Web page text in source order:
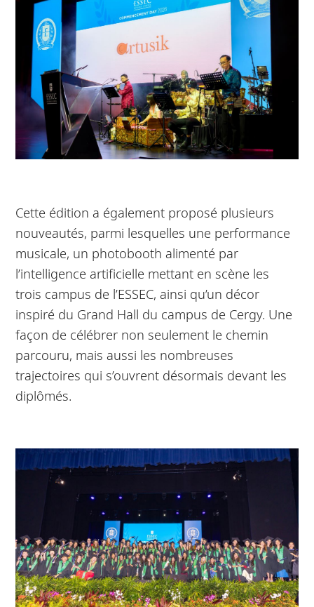
Cette édition a également proposé plusieurs
nouveautés, parmi lesquelles une performance
musicale, un photobooth alimenté par
l’intelligence artificielle mettant en scène les
trois campus de l’ESSEC, ainsi qu’un décor
inspiré du Grand Hall du campus de Cergy. Une
façon de célébrer non seulement le chemin
parcouru, mais aussi les nombreuses
trajectoires qui s’ouvrent désormais devant les
diplômés.